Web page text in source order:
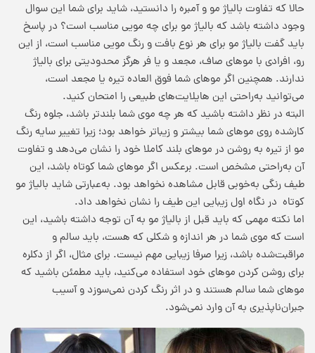
حالا که تفاوت بالیاژ مو و آمبره را دانستید، شاید برای شما این سوال
وجود داشته باشد که بالیاژ مو برای چه مویی مناسب است؟ در پاسخ
باید گفت بالیاژ مو برای هر نوع بافت و رنگ مویی مناسب است، از این
رو، افرادی با موهای صاف، مجعد و یا فر هرگز محدودیتی برای بالیاژ
ندارند. همچنین اگر موهای شما فوق العاده تیره یا مجعد است،
می‌توانید به‌راحتی این هایلایت‌های طبیعی را امتحان کنید.
البته در نظر داشته باشید که هر چه موی شما بلندتر باشد، جلوه رنگ
کارشده روی موهای شما بیشتر و زیباتر خواهد بود؛ زیرا تغییر سایه رنگ
مو از تیره به روشن در موهای بلند کاملا خود را نشان می‌دهد و تفاوت
آن به‌راحتی مشخص است. برعکس اگر موهای شما کوتاه باشد، این
طیف رنگی به‌خوبی قابل مشاهده نخواهد بود. به‌عبارتی شاید بالیاژ مو
کوتاه در نگاه اول زیبایی این طیف را نشان نخواهد داد.
اما نکته مهمی که باید قبل از بالیاژ مو به آن توجه داشته باشید، این
است که موی شما در هر اندازه و شکلی که هست، باید سالم و
مراقبت‌شده باشد، زیرا صرفا زیبایی مهم نیست. برای مثال، اگر از دکلره
برای روشن کردن موهای خود استفاده می‌کنید، باید مطمئن باشید که
موهای شما سالم هستند و در اثر رنگ کردن نمی‌سوزد و آسیب
جبران‌ناپذیری به آن وارد نمی‌شود.